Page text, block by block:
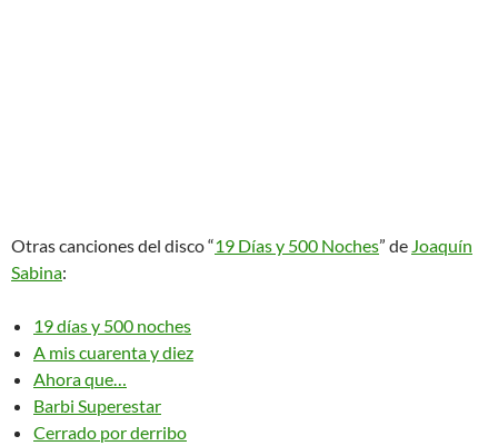
Otras canciones del disco “19 Días y 500 Noches” de Joaquín
Sabina:
19 días y 500 noches
A mis cuarenta y diez
Ahora que…
Barbi Superestar
Cerrado por derribo